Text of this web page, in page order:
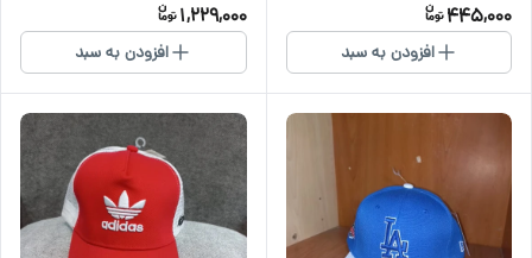
445,000
افزودن به سبد
1,229,000
افزودن به سبد